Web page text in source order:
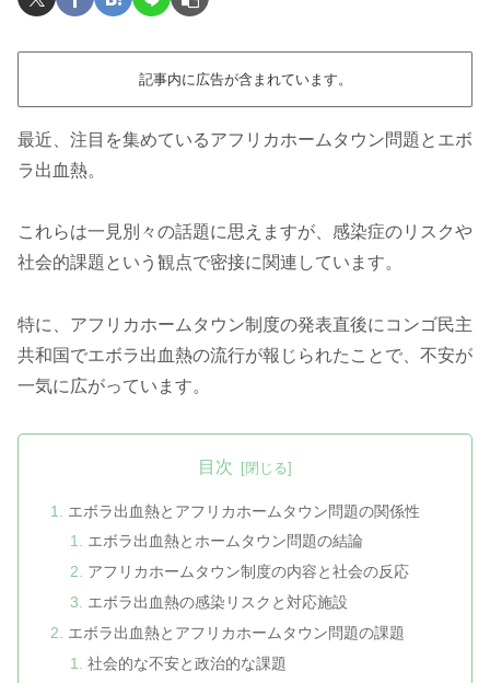
記事内に広告が含まれています。
最近、注目を集めているアフリカホームタウン問題とエボ
ラ出血熱。
これらは一見別々の話題に思えますが、感染症のリスクや
社会的課題という観点で密接に関連しています。
特に、アフリカホームタウン制度の発表直後にコンゴ民主
共和国でエボラ出血熱の流行が報じられたことで、不安が
一気に広がっています。
目次
エボラ出血熱とアフリカホームタウン問題の関係性
エボラ出血熱とホームタウン問題の結論
アフリカホームタウン制度の内容と社会の反応
エボラ出血熱の感染リスクと対応施設
エボラ出血熱とアフリカホームタウン問題の課題
社会的な不安と政治的な課題